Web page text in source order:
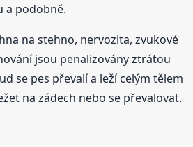
a podobně.
na stehno, nervozita, zvukové
jsou penalizovány ztrátou
se pes převalí a leží celým tělem
na zádech nebo se převalovat.